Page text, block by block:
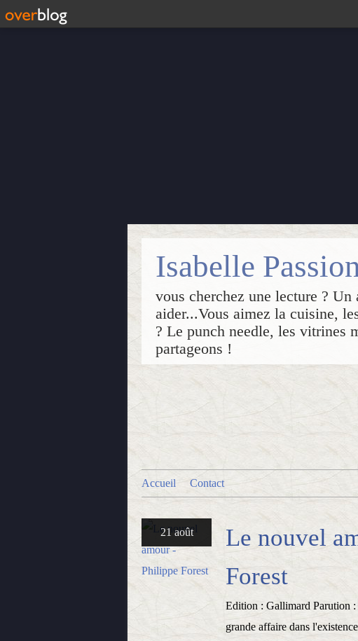
vous cherchez une lecture ?
aider...Vous aimez la cuisine,
? Le punch needle, les vitrines
partageons !
Accueil Contact
21 août
Le nouvel
Forest
Edition : Gallimard Parution
grande affaire dans